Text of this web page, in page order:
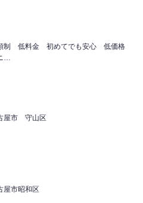
制 低料金 初めてでも安心 低価格
…
屋市 守山区
市昭和区